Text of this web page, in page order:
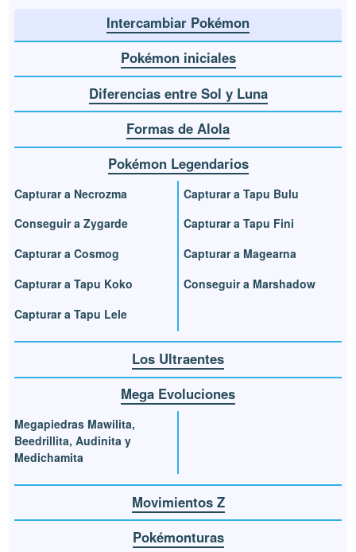
Intercambiar Pokémon
Pokémon iniciales
Diferencias entre Sol y Luna
Formas de Alola
Pokémon Legendarios
Capturar a Necrozma
Conseguir a Zygarde
Capturar a Cosmog
Capturar a Tapu Koko
Capturar a Tapu Lele
Capturar a Tapu Bulu
Capturar a Tapu Fini
Capturar a Magearna
Conseguir a Marshadow
Los Ultraentes
Mega Evoluciones
Megapiedras Mawilita,
Beedrillita, Audinita y
Medichamita
Movimientos Z
Pokémonturas